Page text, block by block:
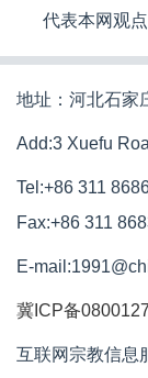
代表本网观
地址：河北石家
Add:3 Xuefu
Tel:+86 311
Fax:+86 311
E-
冀ICP备
互联网宗教信息